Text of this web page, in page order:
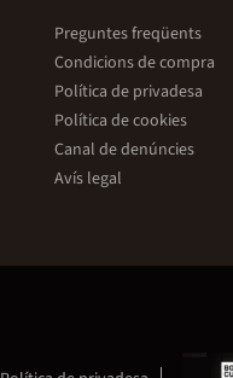
Preguntes freqüents
Condicions de compra
Política de privadesa
Política de cookies
Canal de denúncies
Avís legal